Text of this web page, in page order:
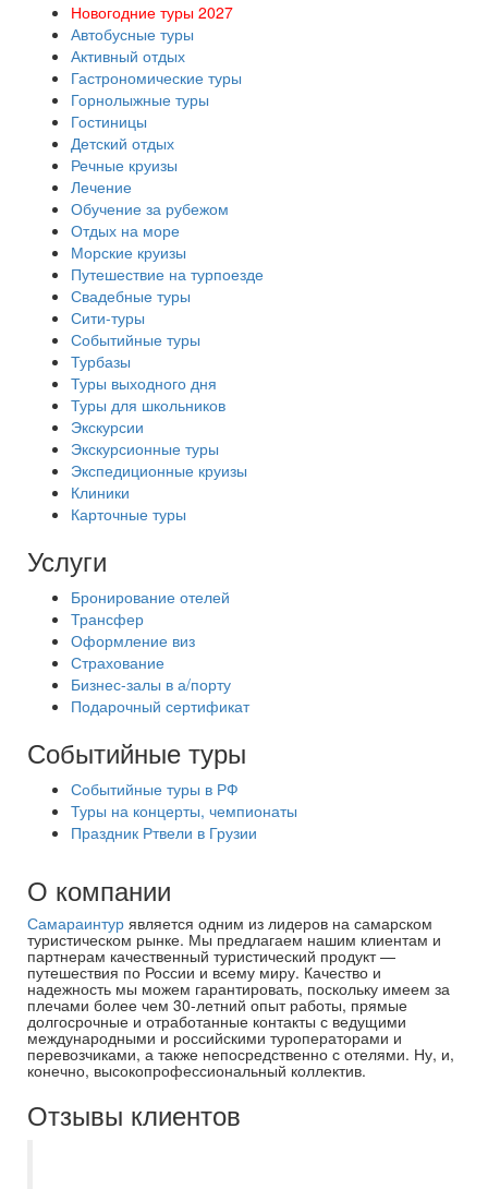
Новогодние туры 2027
Автобусные туры
Активный отдых
Гастрономические туры
Горнолыжные туры
Гостиницы
Детский отдых
Речные круизы
Лечение
Обучение за рубежом
Отдых на море
Морские круизы
Путешествие на турпоезде
Свадебные туры
Сити-туры
Событийные туры
Турбазы
Туры выходного дня
Туры для школьников
Экскурсии
Экскурсионные туры
Экспедиционные круизы
Клиники
Карточные туры
Услуги
Бронирование отелей
Трансфер
Оформление виз
Страхование
Бизнес-залы в а/порту
Подарочный сертификат
Событийные туры
Событийные туры в РФ
Туры на концерты, чемпионаты
Праздник Ртвели в Грузии
О компании
Самараинтур является одним из лидеров на самарском
туристическом рынке. Мы предлагаем нашим клиентам и
партнерам качественный туристический продукт —
путешествия по России и всему миру. Качество и
надежность мы можем гарантировать, поскольку имеем за
плечами более чем 30-летний опыт работы, прямые
долгосрочные и отработанные контакты с ведущими
международными и российскими туроператорами и
перевозчиками, а также непосредственно с отелями. Ну, и,
конечно, высокопрофессиональный коллектив.
Отзывы клиентов